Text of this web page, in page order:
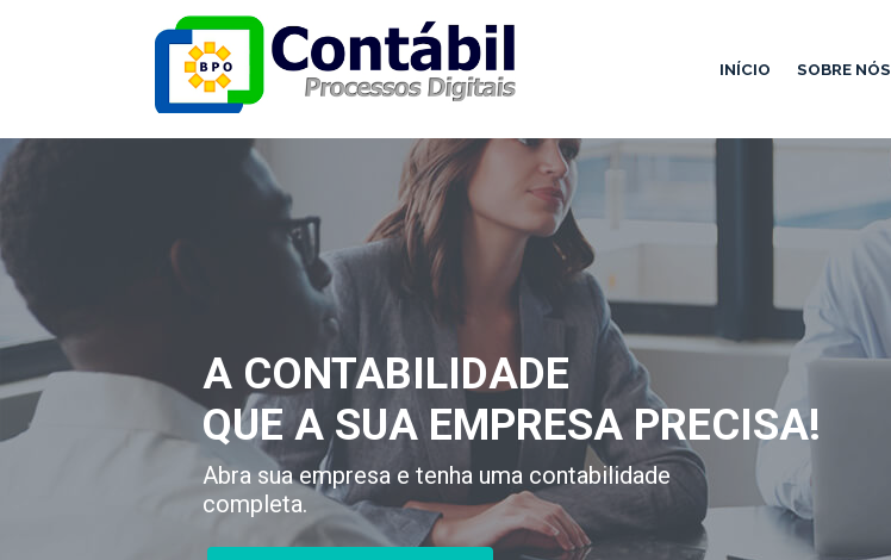
INÍCIO SOBRE NÓS
A CONTABILIDADE
QUE A SUA EMPRESA PRECISA!
Abra sua empresa e tenha uma contabilidade
completa.